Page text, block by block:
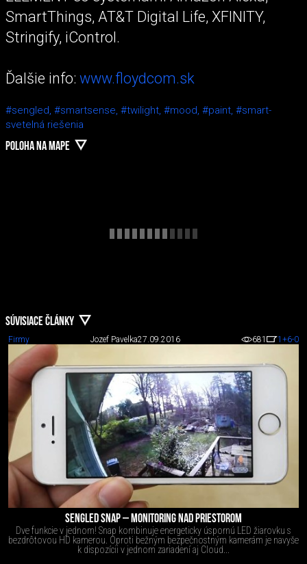
SmartThings, AT&T Digital Life, XFINITY,
Stringify, iControl.
Ďalšie info: www.floydcom.sk
#sengled, #smartsense, #twilight, #mood, #paint, #smart-
svetelná riešenia
POLOHA NA MAPE
SÚVISIACE ČLÁNKY
Firmy Jozef Pavelka27.09.2016 681 1 +6-0
SENGLED SNAP – MONITORING NAD PRIESTOROM
Dve funkcie v jednom! Snap kombinuje energeticky úspornú LED žiarovku s
bezdrôtovou HD kamerou. Oproti bežným bezpečnostným kamerám je navyše
k dispozícii v jednom zariadení aj Cloud...